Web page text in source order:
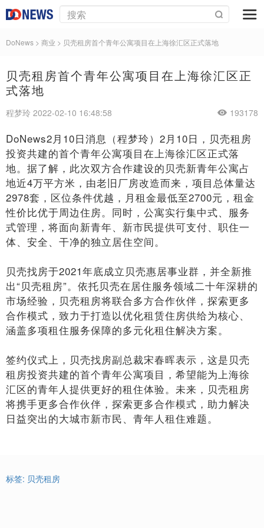
DoNews > 商业 > 贝壳租房首个青年公寓项目在上海徐汇区正式落地
贝壳租房首个青年公寓项目在上海徐汇区正
式落地
程梦玲 2022-02-10 16:48:58 193178
DoNews2月10日消息（程梦玲）2月10日，贝壳租房
投资共建的首个青年公寓项目在上海徐汇区正式落
地。据了解，此次双方合作建设的贝壳新青年公寓占
地近4万平方米，由老旧厂房改造而来，项目总体量达
2978套，区位条件优越，月租金最低至2700元，租金
性价比优于周边住房。同时，公寓实行集中式、服务
式管理，将面向新青年、新市民提供可支付、职住一
体、安全、干净的独立居住空间。
贝壳找房于2021年底成立贝壳惠居事业群，并全新推
出“贝壳租房”。依托贝壳在居住服务领域二十年深耕的
市场经验，贝壳租房将联合多方合作伙伴，探索更多
合作模式，致力于打造以优化租赁住房供给为核心、
涵盖多项租住服务保障的多元化租住解决方案。
签约仪式上，贝壳找房副总裁宋春晖表示，这是贝壳
租房投资共建的首个青年公寓项目，希望能为上海徐
汇区的青年人提供更好的租住体验。未来，贝壳租房
将携手更多合作伙伴，探索更多合作模式，助力解决
日益突出的大城市新市民、青年人租住难题。
标签: 贝壳租房